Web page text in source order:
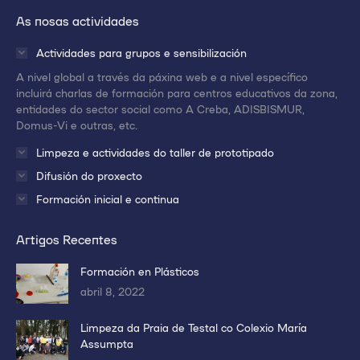
en
una
ventana/pestaña
en
una
ventana/pestaña
en
una
ventana/pestaña
As nosas actividades
Actividades para grupos e sensibilización
A nivel global a través da páxina web e a nivel específico
incluirá charlas de formación para centros educativos da zona,
entidades do sector social como A Creba, ADISBISMUR,
Domus-Vi e outras, etc.
Limpeza e actividades do taller de prototipado
Difusión do proxecto
Formación inicial e continua
Artigos Recentes
Formación en Plásticos
abril 8, 2022
Limpeza da Praia de Testal co Colexio María
Assumpta